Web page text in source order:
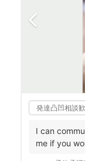
発達凸凹相談
I can
me if you